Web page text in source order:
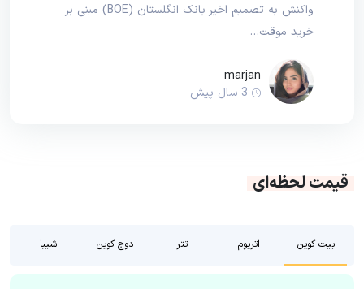
واکنش به تصمیم اخیر بانک انگلستان (BOE) مبنی بر
خرید موقت…
marjan
3 سال پیش
قیمت لحظه‌ای
بیت کوین اتریوم تتر دوج کوین شیبا